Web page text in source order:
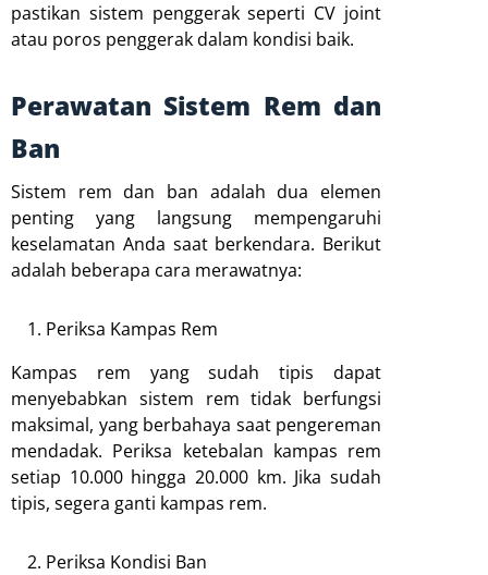
pastikan sistem penggerak seperti CV joint
atau poros penggerak dalam kondisi baik.
Perawatan Sistem Rem dan
Ban
Sistem rem dan ban adalah dua elemen
penting yang langsung mempengaruhi
keselamatan Anda saat berkendara. Berikut
adalah beberapa cara merawatnya:
Periksa Kampas Rem
Kampas rem yang sudah tipis dapat
menyebabkan sistem rem tidak berfungsi
maksimal, yang berbahaya saat pengereman
mendadak. Periksa ketebalan kampas rem
setiap 10.000 hingga 20.000 km. Jika sudah
tipis, segera ganti kampas rem.
Periksa Kondisi Ban